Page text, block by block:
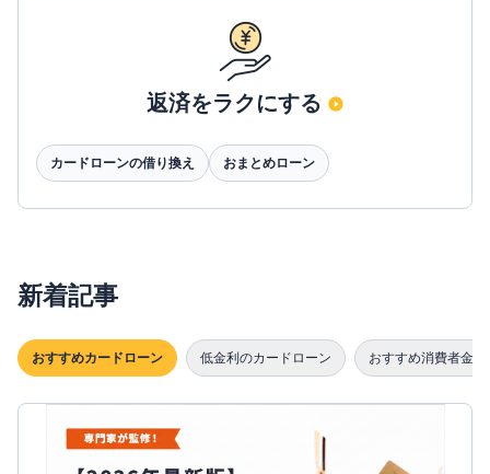
返済をラクにする
カードローンの借り換え おまとめローン
新着記事
おすすめカードローン 低金利のカードローン おすすめ消費者金融